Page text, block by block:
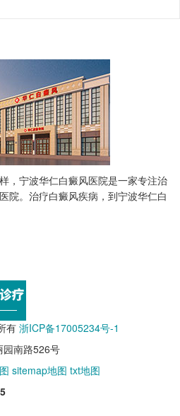
，宁波华仁白癜风医院是一家专注治
院。治疗白癜风疾病，到宁波华仁白
有 浙ICP备17005234号-1
园南路526号
sitemap地图 txt地图